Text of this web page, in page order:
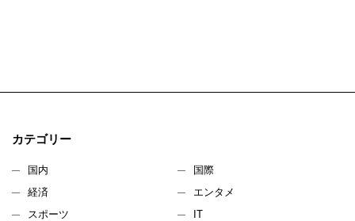
カテゴリー
国内
国際
経済
エンタメ
スポーツ
IT